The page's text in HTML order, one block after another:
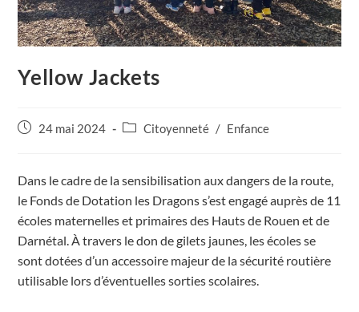
Yellow Jackets
Publication
24 mai 2024
PostCitoyenneté / Enfance
Dans le cadre de la sensibilisation aux dangers de la route,
le Fonds de Dotation les Dragons s’est engagé auprès de 11
écoles maternelles et primaires des Hauts de Rouen et de
Darnétal. À travers le don de gilets jaunes, les écoles se
sont dotées d’un accessoire majeur de la sécurité routière
utilisable lors d’éventuelles sorties scolaires.